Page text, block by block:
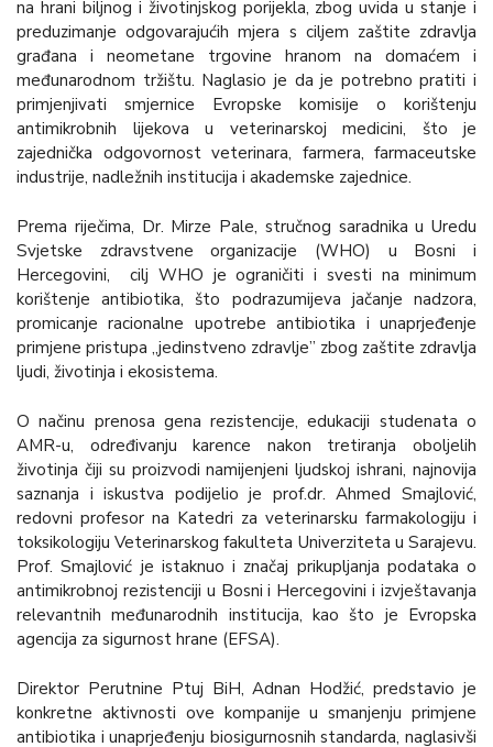
na hrani biljnog i životinjskog porijekla, zbog uvida u stanje i
preduzimanje odgovarajućih mjera s ciljem zaštite zdravlja
građana i neometane trgovine hranom na domaćem i
međunarodnom tržištu. Naglasio je da je potrebno pratiti i
primjenjivati smjernice Evropske komisije o korištenju
antimikrobnih lijekova u veterinarskoj medicini, što je
zajednička odgovornost veterinara, farmera, farmaceutske
industrije, nadležnih institucija i akademske zajednice.
Prema riječima, Dr. Mirze Pale, stručnog saradnika u Uredu
Svjetske zdravstvene organizacije (WHO) u Bosni i
Hercegovini, cilj WHO je ograničiti i svesti na minimum
korištenje antibiotika, što podrazumijeva jačanje nadzora,
promicanje racionalne upotrebe antibiotika i unaprjeđenje
primjene pristupa „jedinstveno zdravlje” zbog zaštite zdravlja
ljudi, životinja i ekosistema.
O načinu prenosa gena rezistencije, edukaciji studenata o
AMR-u, određivanju karence nakon tretiranja oboljelih
životinja čiji su proizvodi namijenjeni ljudskoj ishrani, najnovija
saznanja i iskustva podijelio je prof.dr. Ahmed Smajlović,
redovni profesor na Katedri za veterinarsku farmakologiju i
toksikologiju Veterinarskog fakulteta Univerziteta u Sarajevu.
Prof. Smajlović je istaknuo i značaj prikupljanja podataka o
antimikrobnoj rezistenciji u Bosni i Hercegovini i izvještavanja
relevantnih međunarodnih institucija, kao što je Evropska
agencija za sigurnost hrane (EFSA).
Direktor Perutnine Ptuj BiH, Adnan Hodžić, predstavio je
konkretne aktivnosti ove kompanije u smanjenju primjene
antibiotika i unaprjeđenju biosigurnosnih standarda, naglasivši